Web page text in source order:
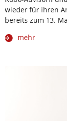
wieder für ihren
bereits zum 13.
mehr